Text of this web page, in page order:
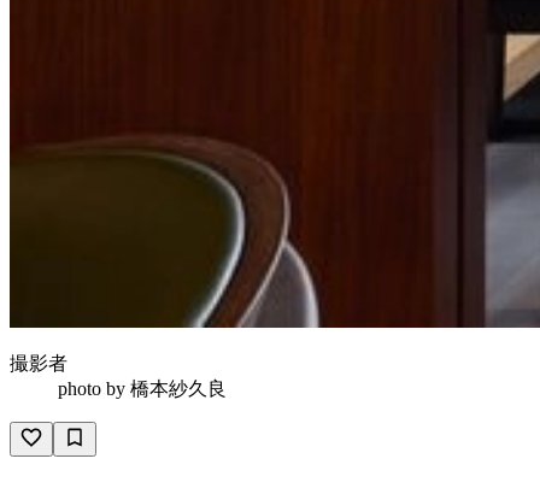
撮影者
photo by 橋本紗久良